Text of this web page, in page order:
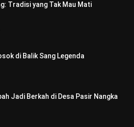
Tradisi yang Tak Mau Mati
di Balik Sang Legenda
Jadi Berkah di Desa Pasir Nangka